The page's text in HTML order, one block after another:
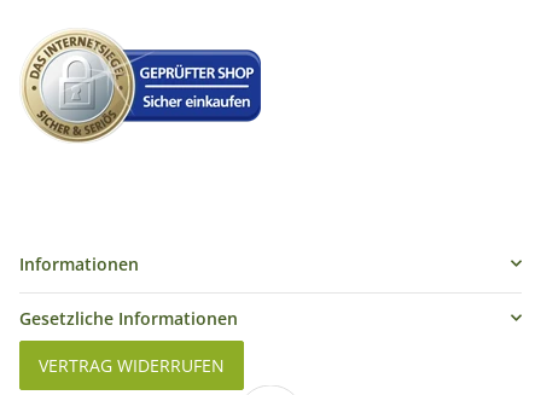
Informationen
Gesetzliche Informationen
VERTRAG WIDERRUFEN